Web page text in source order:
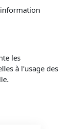
les
à l'usage des